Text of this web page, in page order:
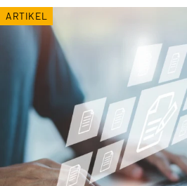
ARTIKEL